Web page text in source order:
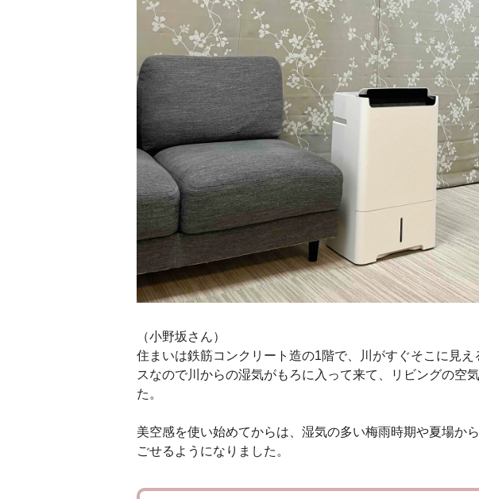
（小野坂さん）
住まいは鉄筋コンクリート造の1階で、川がすぐそこに見
スなので川からの湿気がもろに入って来て、リビングの空
た。
美空感を使い始めてからは、湿気の多い梅雨時期や夏場か
ごせるようになりました。